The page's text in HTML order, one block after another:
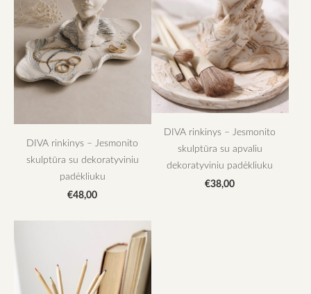
DIVA rinkinys – Jesmonito
skulptūra su dekoratyviniu
padėkliuku
€48,00
DIVA rinkinys – Jesmonito
skulptūra su apvaliu
dekoratyviniu padėkliuku
€38,00